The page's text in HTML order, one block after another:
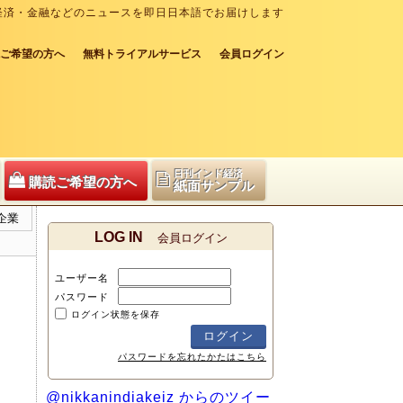
・金融などのニュースを即日日本語でお届けします
希望の方へ 無料トライアルサービス 会員ログイン
購読ご希望の方へ
日刊インド経済
紙面サンプル
業
LOG IN 会員ログイン
ユーザー名
パスワード
ログイン状態を保存
パスワードを忘れたかたはこちら
@nikkanindiakeiz からのツイー